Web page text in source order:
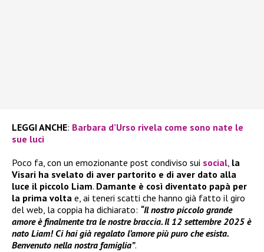
LEGGI ANCHE: Barbara d’Urso rivela come sono nate le
sue luci
Poco fa, con un emozionante post condiviso sui social, la
Visari ha svelato di aver partorito e di aver dato alla
luce il piccolo Liam. Damante è così diventato papà per
la prima volta e, ai teneri scatti che hanno già fatto il giro
del web, la coppia ha dichiarato: “Il nostro piccolo grande
amore è finalmente tra le nostre braccia. Il 12 settembre 2025 è
nato Liam! Ci hai già regalato l’amore più puro che esista.
Benvenuto nella nostra famiglia”.